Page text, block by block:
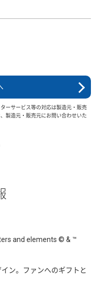
ーサービス等の対応は製造元・販売
製造元・販売元にお問い合わせいた
and elements © & ™
ン。ファンへのギフトと